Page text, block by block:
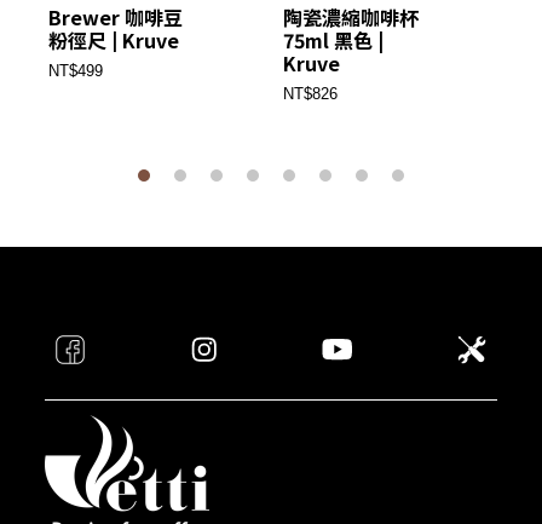
Brewer 咖啡豆
粉徑尺 | Kruve
NT$499
陶瓷濃縮咖啡杯
75ml 黑色 |
Kruve
NT$826